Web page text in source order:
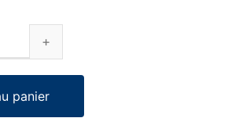
panier